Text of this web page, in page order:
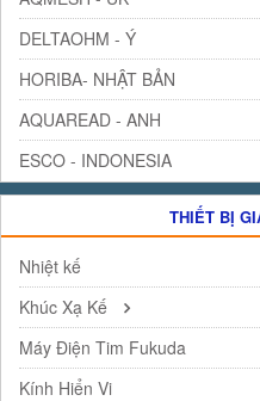
DELTAOHM - Ý
HORIBA- NHẬT BẢN
AQUAREAD - ANH
ESCO - INDONESIA
THIẾT BỊ
Nhiệt kế
Khúc Xạ Kế
Máy Điện Tim Fukuda
Kính Hiển Vi